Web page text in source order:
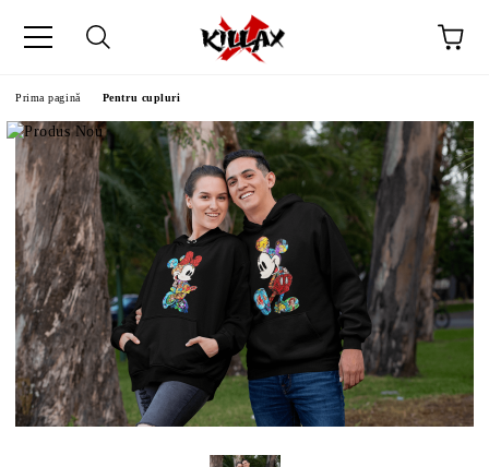
Prima pagină Pentru cupluri